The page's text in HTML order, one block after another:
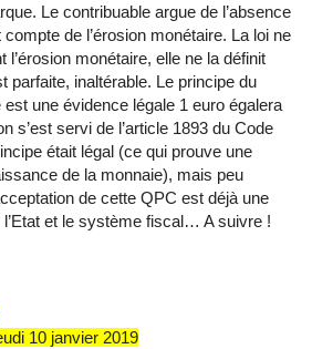
Le contribuable argue de l’absence
de l’érosion monétaire. La loi ne
monétaire, elle ne la définit
parfaite, inaltérable. Le principe du
une évidence légale 1 euro égalera
s’est servi de l’article 1893 du Code
était légal (ce qui prouve une
de la monnaie), mais peu
de cette QPC est déjà une
et le système fiscal… A suivre !
10 janvier 2019